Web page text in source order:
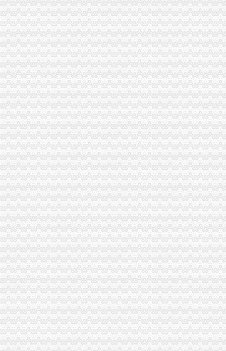
沙坪坝区工商分局：便民服务点帮微企“零成本”申办-今日重庆-华龙
手术室专科护士-沙坪坝区陈家桥院-企业招聘-重庆卫生人才网
哪位知道重庆市沙坪坝住房公积金管理中心在哪里？_公积金装修|一起
重庆沙坪坝苹果6s分期无需付即可办理100%通过-爱喇叭网